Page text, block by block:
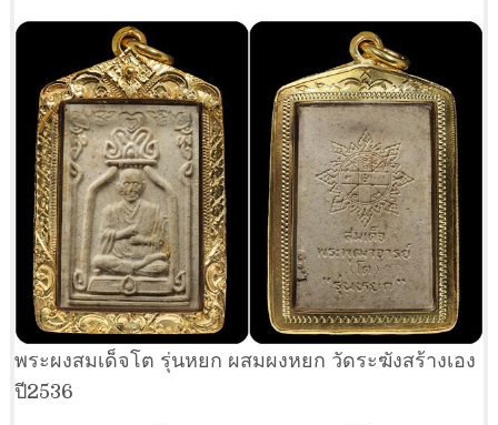
พระผงสมเด็จโต รุ่นหยก ผสมผงหยก วัดระฆังสร้างเอง
ปี2536